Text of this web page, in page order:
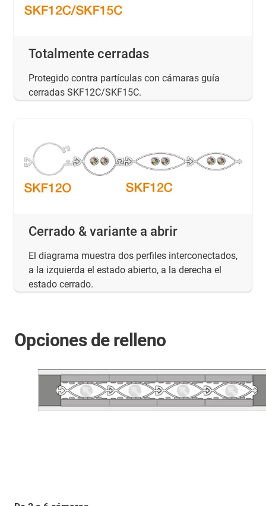
Totalmente cerradas
Protegido contra partículas con cámaras guía
cerradas SKF12C/SKF15C.
Cerrado & variante a abrir
El diagrama muestra dos perfiles interconectados,
a la izquierda el estado abierto, a la derecha el
estado cerrado.
Opciones de relleno